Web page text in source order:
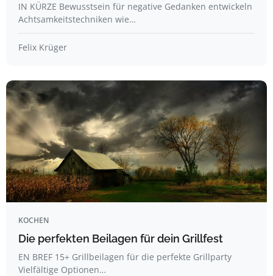
IN KÜRZE Bewusstsein für negative Gedanken entwickeln
Achtsamkeitstechniken wie…
Felix Krüger
KOCHEN
Die perfekten Beilagen für dein Grillfest
EN BREF 15+ Grillbeilagen für die perfekte Grillparty
Vielfältige Optionen…